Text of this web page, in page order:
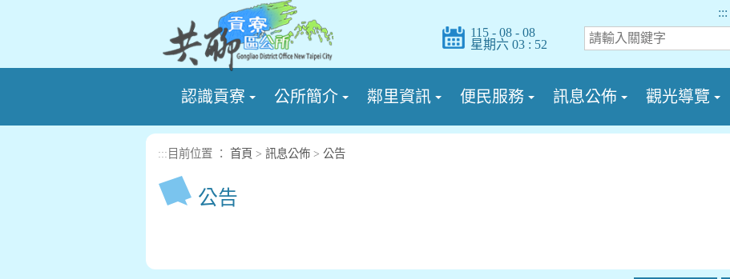
:::
115 - 08 - 08
星期六 03 : 52
認識貢寮 公所簡介 鄰里資訊 便民服務 訊息公佈 觀光導覽
::: 目前位置 ： 首頁 > 訊息公佈 > 公告
公告